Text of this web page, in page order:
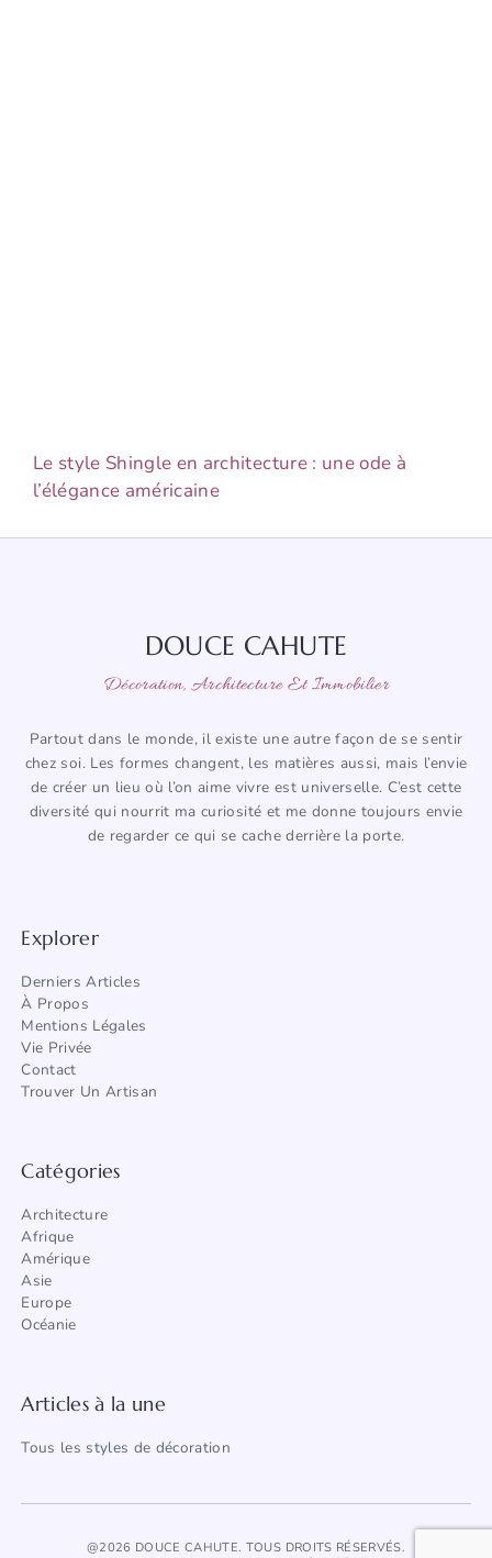
Le style Shingle en architecture : une ode à
l’élégance américaine
DOUCE CAHUTE
Décoration, Architecture Et Immobilier
Partout dans le monde, il existe une autre façon de se sentir
chez soi. Les formes changent, les matières aussi, mais l’envie
de créer un lieu où l’on aime vivre est universelle. C’est cette
diversité qui nourrit ma curiosité et me donne toujours envie
de regarder ce qui se cache derrière la porte.
Explorer
Derniers Articles
À Propos
Mentions Légales
Vie Privée
Contact
Trouver Un Artisan
Catégories
Architecture
Afrique
Amérique
Asie
Europe
Océanie
Articles à la une
Tous les styles de décoration
@2026 DOUCE CAHUTE. TOUS DROITS RÉSERVÉS.